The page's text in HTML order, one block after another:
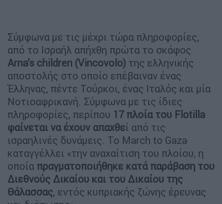
Σύμφωνα με τις μέχρι τώρα πληροφορίες,
από το Ισραήλ απήχθη πρώτα το σκάφος
Arna’s children (Vincovolo) της ελληνικής
αποστολής στο οποίο επέβαιναν ένας
Έλληνας, πέντε Τούρκοι, ένας Ιταλός και μία
Νοτιοαφρικανή. Σύμφωνα με τις ίδιες
πληροφορίες, περίπου 17 πλοία του Flotilla
φαίνεται να έχουν απαχθεί από τις
ισραηλινές δυνάμεις. Το March to Gaza
καταγγέλλει «την αναχαίτιση του πλοίου, η
οποία πραγματοποιήθηκε κατά παράβαση του
Διεθνούς Δικαίου και του Δικαίου της
Θάλασσας, εντός κυπριακής ζώνης έρευνας